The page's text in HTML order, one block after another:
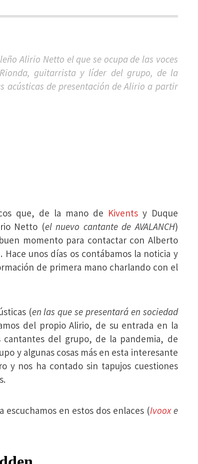
Alirio Netto el que se ocupa de las voces
guitarrista y líder del grupo, de la
acústicas de presentación de Alirio a partir
que, de la mano de Kiventsy Duque
Netto (el nuevo cantante de AVALANCH)
momento para contactar con Alberto
. Hace unos días os contábamos la noticia y
de primera mano charlando con el
(en las que se presentará en sociedad
del propio Alirio, de su entrada en la
del grupo, de la pandemia, de
y algunas cosas más en esta interesante
y nos ha contado sin tapujos cuestiones
escuchamos en estos dos enlaces (Ivooxe